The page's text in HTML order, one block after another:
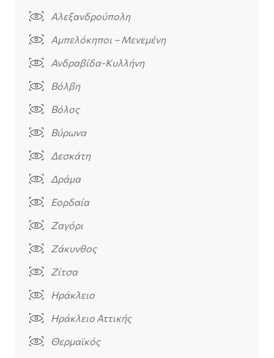
Αλεξανδρούπολη
Αμπελόκηποι – Μενεμένη
Ανδραβίδα-Κυλλήνη
Βόλβη
Βόλος
Βύρωνα
Δεσκάτη
Δράμα
Εορδαία
Ζαγόρι
Ζάκυνθος
Ζίτσα
Ηράκλειο
Ηράκλειο Αττικής
Θερμαϊκός